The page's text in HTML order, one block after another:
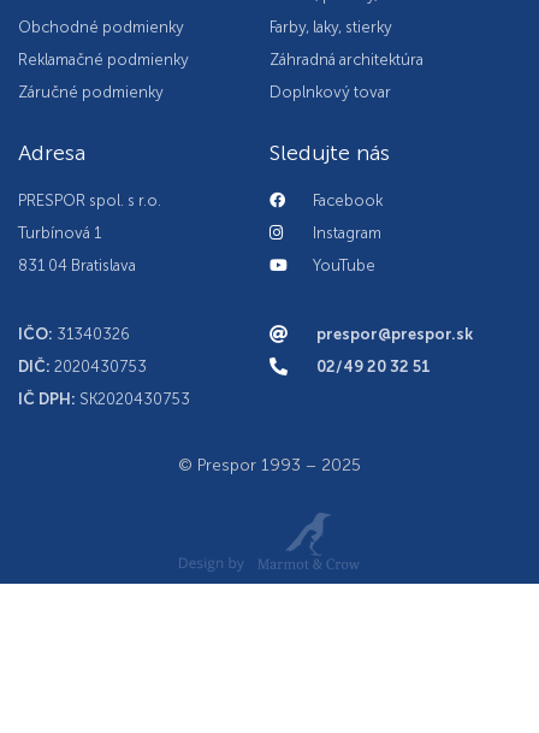
Obchodné podmienky
Reklamačné podmienky
Záručné podmienky
Farby, laky, stierky
Záhradná architektúra
Doplnkový tovar
Adresa
PRESPOR spol. s r.o.
Turbínová 1
831 04 Bratislava
IČO: 31340326
DIČ: 2020430753
IČ DPH: SK2020430753
Sledujte nás
Facebook
Instagram
YouTube
prespor@prespor.sk
02/49 20 32 51
© Prespor 1993 – 2025